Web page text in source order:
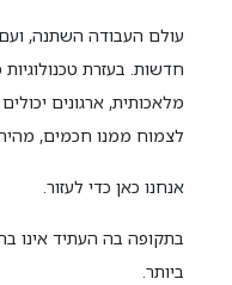
עולם העבודה השתנה, ועם
חדשות. בעזרת
מלאכותית, ארגונים
לצמוח ממנו חכמים,
אנחנו כאן כדי לעזור.
בתקופה בה העתיד אינו
ביותר.